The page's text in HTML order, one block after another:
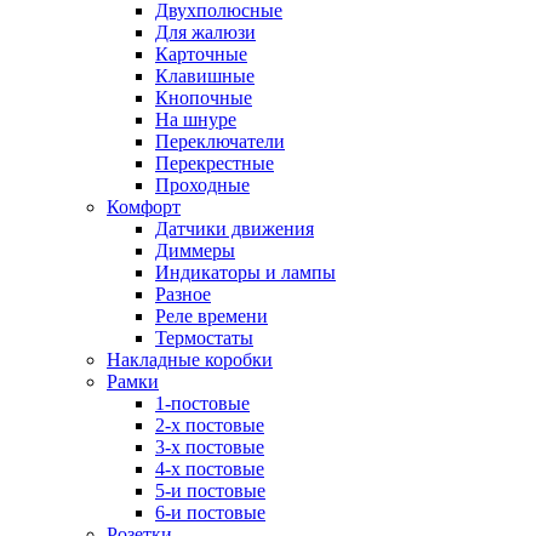
Двухполюсные
Для жалюзи
Карточные
Клавишные
Кнопочные
На шнуре
Переключатели
Перекрестные
Проходные
Комфорт
Датчики движения
Диммеры
Индикаторы и лампы
Разное
Реле времени
Термостаты
Накладные коробки
Рамки
1-постовые
2-х постовые
3-х постовые
4-х постовые
5-и постовые
6-и постовые